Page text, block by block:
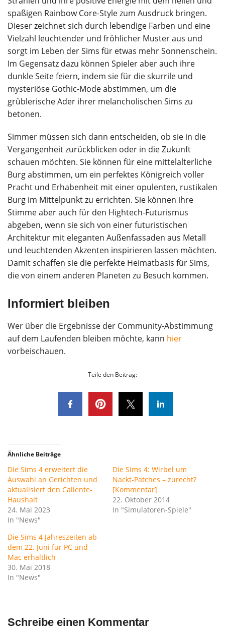
spaßigen Rainbow Core-Style zum Ausdruck bringen.
Dieser zeichnet sich durch lebendige Farben und eine
Vielzahl leuchtender und fröhlicher Muster aus und
sorgt im Leben der Sims für etwas mehr Sonnenschein.
Im Gegensatz dazu können Spieler aber auch ihre
dunkle Seite feiern, indem sie für die skurrile und
mysteriöse Gothic-Mode abstimmen, um die
grüblerische Ader ihrer melancholischen Sims zu
betonen.
Simmer müssen sich dann entscheiden, ob sie in die
Vergangenheit zurückblicken oder in die Zukunft
schauen möchten. Sie können für eine mittelalterliche
Burg abstimmen, um ein perfektes Königreich voller
Pracht und Erhabenheit mit einer opulenten, rustikalen
Burg im Mittelpunkt zu errichten. Sie können ihre
Stimme aber auch für den Hightech-Futurismus
abgeben, wenn sie sich von einer futuristischen
Architektur mit eleganten Außenfassaden aus Metall
und leuchtenden Akzenten inspirieren lassen möchten.
Damit schaffen sie die perfekte Heimatbasis für Sims,
die von einem anderen Planeten zu Besuch kommen.
Informiert bleiben
Wer über die Ergebnisse der Community-Abstimmung
auf dem Laufenden bleiben möchte, kann hier
vorbeischauen.
Teile den Beitrag:
Ähnliche Beiträge
Die Sims 4 erweitert die
Auswahl an Gerichten und
aktualisiert den Caliente-
Haushalt
24. Mai 2023
In "News"
Die Sims 4: Wirbel um
Nackt-Patches – zurecht?
[Kommentar]
22. Oktober 2014
In "Simulatoren-Spiele"
Die Sims 4 Jahreszeiten ab
dem 22. Juni für PC und
Mac erhältlich
30. Mai 2018
In "News"
Schreibe einen Kommentar